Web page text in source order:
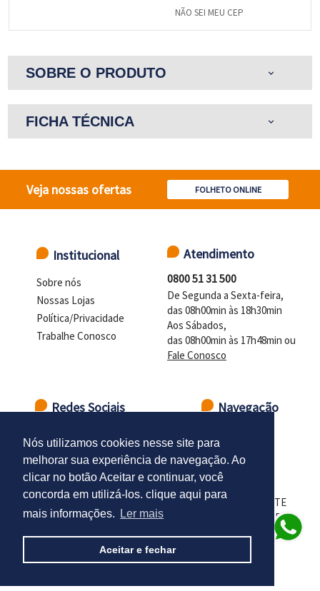
Nós utilizamos cookies nesse site para
melhorar sua experiência de navegação. Ao
clicar no botão Aceitar e continuar, você
concorda em utilizá-los. clique aqui para
mais informações.
Ler mais
Aceitar e fechar
NÃO SEI MEU CEP
SOBRE O PRODUTO expand_more
FICHA TÉCNICA expand_more
Veja nossas ofertas FOLHETO ONLINE
Institucional
Sobre nós
Nossas Lojas
Política/Privacidade
Trabalhe Conosco
Atendimento
0800 51 31 500
De Segunda a Sexta-feira,
das 08h00min às 18h30min
Aos Sábados,
das 08h00min às 17h48min ou
Fale Conosco
Redes Sociais Navegação
LOJAS DELTASUL - CNPJ 98.102.924/0001-01 - PRESIDENTE
CASTELO BRANCO - DISTR. INDUSTRIAL - SANTA CRUZ DO